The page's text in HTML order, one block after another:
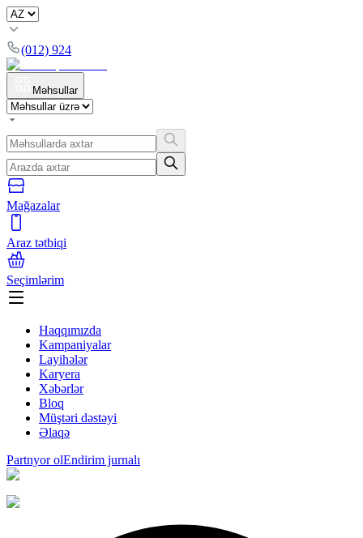
(012) 924
Məhsullar
Mağazalar
Araz tətbiqi
Seçimlərim
Haqqımızda
Kampaniyalar
Layihələr
Karyera
Xəbərlər
Bloq
Müştəri dəstəyi
Əlaqə
Partnyor olEndirim jurnalı